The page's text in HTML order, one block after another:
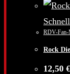
RDV-Fan-
Rock
12,50 €